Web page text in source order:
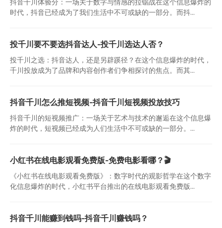
时代，抖音已经成为了我们生活中不可或缺的一部分。而抖...
投千川要不要选抖音达人-投千川选达人否？
投千川之选：抖音达人，还是另辟蹊径？在这个信息爆炸的时代，
千川投放成为了品牌和内容创作者们争相探讨的焦点。而其...
抖音千川怎么推短视频-抖音千川短视频投放技巧
抖音千川的短视频推广：一场关于艺术与技术的邂逅在这个信息爆
炸的时代，短视频已经成为人们生活中不可或缺的一部分。...
小红书在线电影观看免费版-免费电影看哪？🎬
《小红书在线电影观看免费版》：数字时代的观影哲学在这个数字
化信息爆炸的时代，小红书平台推出的在线电影观看免费版...
抖音千川能赚到钱吗-抖音千川赚钱吗？